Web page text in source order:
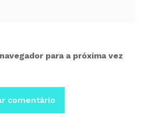
para a próxima vez